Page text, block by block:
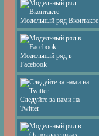
Модельный ряд Вконтакте
Модельный ряд в
Facebook
Следуйте за нами на
Twitter